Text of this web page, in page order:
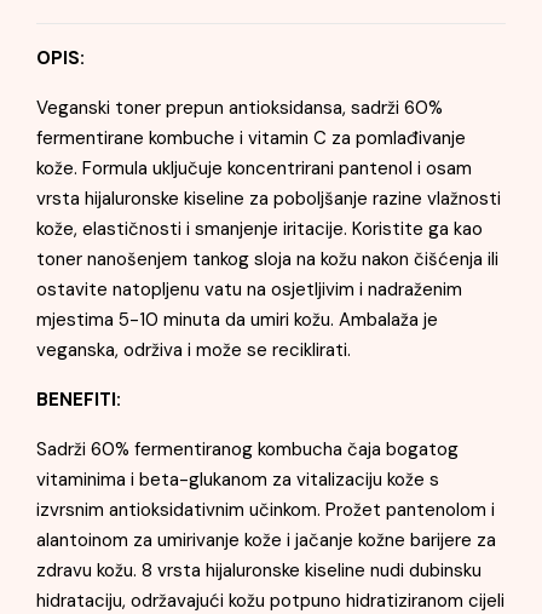
OPIS:
Veganski toner prepun antioksidansa, sadrži 60%
fermentirane kombuche i vitamin C za pomlađivanje
kože. Formula uključuje koncentrirani pantenol i osam
vrsta hijaluronske kiseline za poboljšanje razine vlažnosti
kože, elastičnosti i smanjenje iritacije. Koristite ga kao
toner nanošenjem tankog sloja na kožu nakon čišćenja ili
ostavite natopljenu vatu na osjetljivim i nadraženim
mjestima 5-10 minuta da umiri kožu. Ambalaža je
veganska, održiva i može se reciklirati.
BENEFITI:
Sadrži 60% fermentiranog kombucha čaja bogatog
vitaminima i beta-glukanom za vitalizaciju kože s
izvrsnim antioksidativnim učinkom. Prožet pantenolom i
alantoinom za umirivanje kože i jačanje kožne barijere za
zdravu kožu. 8 vrsta hijaluronske kiseline nudi dubinsku
hidrataciju, održavajući kožu potpuno hidratiziranom cijeli